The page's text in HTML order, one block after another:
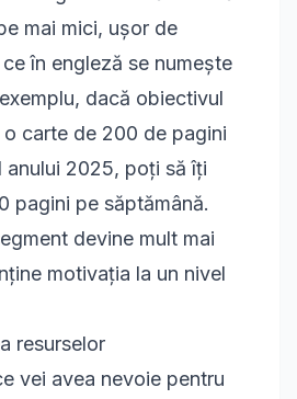
mai mici, ușor de
în engleză se numește
dacă obiectivul
carte de 200 de pagini
anului 2025, poți să îți
pagini pe săptămână.
devine mult mai
motivația la un nivel
resurselor
vei avea nevoie pentru